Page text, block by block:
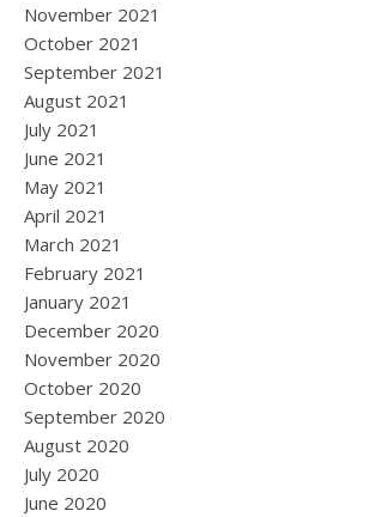
November 2021
October 2021
September 2021
August 2021
July 2021
June 2021
May 2021
April 2021
March 2021
February 2021
January 2021
December 2020
November 2020
October 2020
September 2020
August 2020
July 2020
June 2020